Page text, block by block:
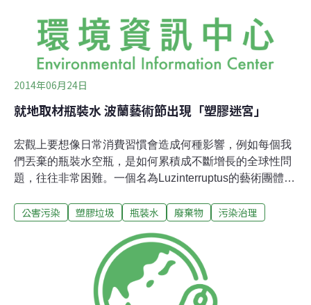
來，「太陽之路」看起來有點像是一個玻璃電爐的烹飪表
面。不過，它配備了摩擦增
2014年06月24日
就地取材瓶裝水 波蘭藝術節出現「塑膠迷宮」
宏觀上要想像日常消費習慣會造成何種影響，例如每個我
們丟棄的瓶裝水空瓶，是如何累積成不斷增長的全球性問
題，往往非常困難。一個名為Luzinterruptus的藝術團體，
Luzinterruptus到波蘭參加卡托維茲街頭藝術節。他們花了
的迷宮，用了超過6千個瓶裝水空瓶。這些不尋常的創作
素材是來自鄰近瓶裝工廠丟棄的不符合出售規格的瑕疵
品。其餘空瓶則是附近居民所捐贈在這4天內所消耗的飲
料空瓶。創作者表示：「我們可以清楚顯示出這個城市所
公害污染 塑膠垃圾 瓶裝水 廢棄物 污染治理